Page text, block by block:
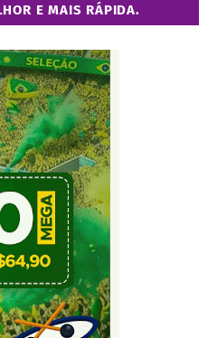
E MAIS RÁPIDA.